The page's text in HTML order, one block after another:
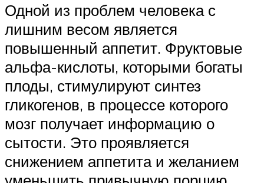
Одной из проблем человека с
лишним весом является
повышенный аппетит. Фруктовые
альфа-кислоты, которыми богаты
плоды, стимулируют синтез
гликогенов, в процессе которого
мозг получает информацию о
сытости. Это проявляется
снижением аппетита и желанием